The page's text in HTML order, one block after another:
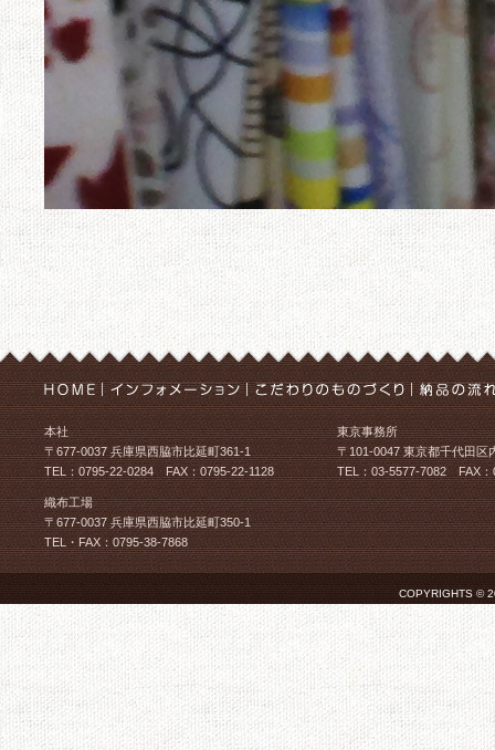
本社
〒677-0037 兵庫県西脇市比延町361-1
TEL：0795-22-0284 FAX：0795-22-1128
織布工場
〒677-0037 兵庫県西脇市比延町350-1
TEL・FAX：0795-38-7868
東京事務所
〒101-0047 東京都千代田区
TEL：03-5577-7082 FAX：
COPYRIGHTS ©